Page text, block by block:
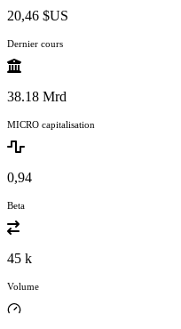
20,46 $US
Dernier cours
38.18 Mrd
MICRO capitalisation
0,94
Beta
45 k
Volume